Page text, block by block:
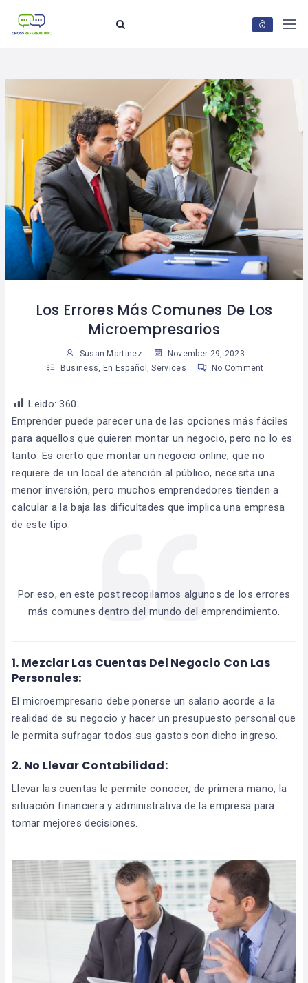
Los Errores Más Comunes De Los
Microempresarios
Susan Martinez
November 29, 2023
Business
En Español ,Services No Comment
Leido: 360
Emprender puede parecer una de las opciones más fáciles
para aquellos que quieren montar un negocio, pero no lo es
tanto. Es cierto que montar un negocio online, que no
requiere de un local de atención al público, necesita una
menor inversión, pero muchos emprendedores tienden a
calcular a la baja las dificultades que implica una empresa
de este tipo.
Por eso, en este post recopilamos algunos de los errores
más comunes dentro del mundo del emprendimiento.
1. Mezclar Las Cuentas Del Negocio Con Las
Personales:
El microempresario debe ponerse un salario acorde a la
realidad de su negocio y hacer un presupuesto personal que
le permita sufragar todos sus gastos con dicho ingreso.
2. No Llevar Contabilidad:
Llevar las cuentas le permite conocer, de primera mano, la
situación financiera y administrativa de la empresa para
tomar mejores decisiones.